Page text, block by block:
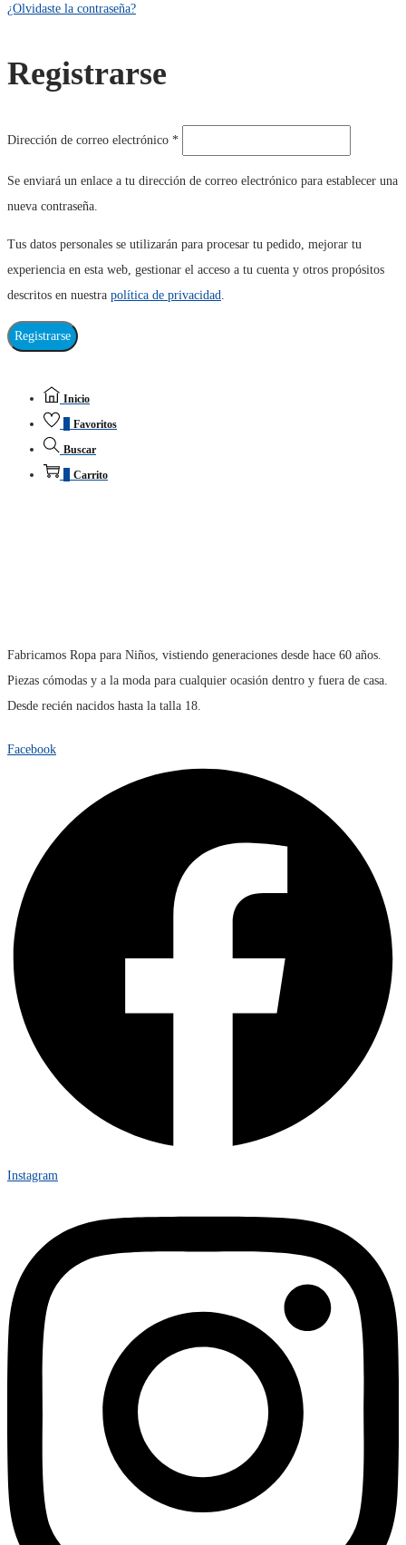
¿Olvidaste la contraseña?
Registrarse
Dirección de correo electrónico *Obligatorio
Se enviará un enlace a tu dirección de correo electrónico para establecer una
nueva contraseña.
Tus datos personales se utilizarán para procesar tu pedido, mejorar tu
experiencia en esta web, gestionar el acceso a tu cuenta y otros propósitos
descritos en nuestra política de privacidad
Registrarse
Inicio
Favoritos
Buscar
Carrito
Fabricamos Ropa para Niños, vistiendo generaciones desde hace 60 años.
Piezas cómodas y a la moda para cualquier ocasión dentro y fuera de casa.
Desde recién nacidos hasta la talla 18.
Facebook
Instagram